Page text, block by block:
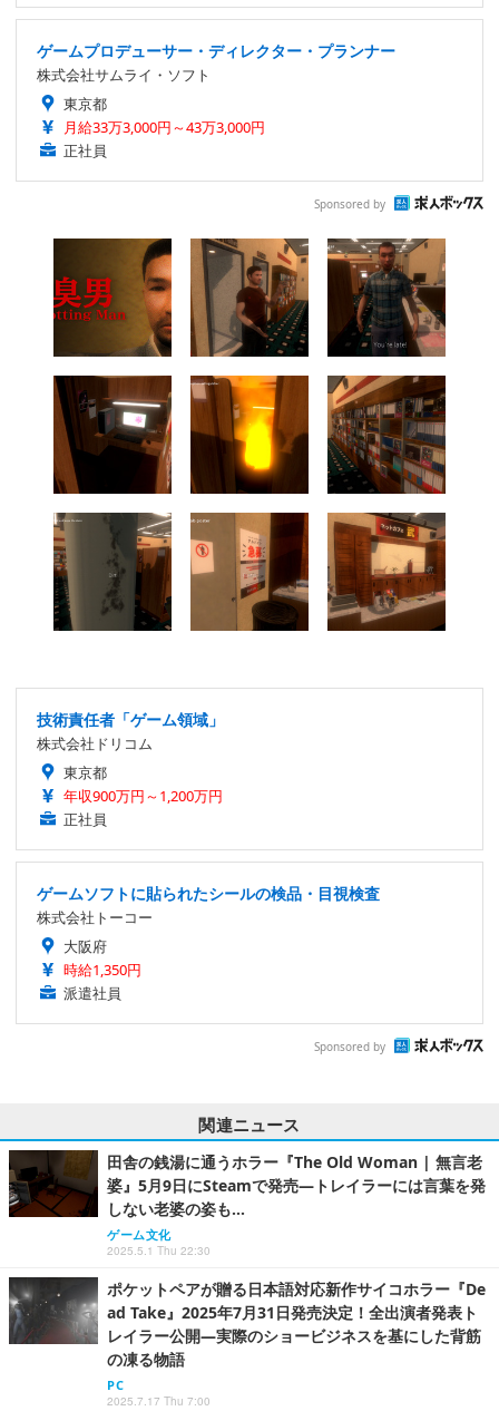
ゲームプロデューサー・ディレクター・プランナー
株式会社サムライ・ソフト
東京都
月給33万3,000円～43万3,000円
正社員
Sponsored by
技術責任者「ゲーム領域」
株式会社ドリコム
東京都
年収900万円～1,200万円
正社員
ゲームソフトに貼られたシールの検品・目視検査
株式会社トーコー
大阪府
時給1,350円
派遣社員
Sponsored by
関連ニュース
田舎の銭湯に通うホラー『The Old Woman | 無言老
婆』5月9日にSteamで発売―トレイラーには言葉を発
しない老婆の姿も…
ゲーム文化
2025.5.1 Thu 22:30
ポケットペアが贈る日本語対応新作サイコホラー『De
ad Take』2025年7月31日発売決定！全出演者発表ト
レイラー公開―実際のショービジネスを基にした背筋
の凍る物語
PC
2025.7.17 Thu 7:00